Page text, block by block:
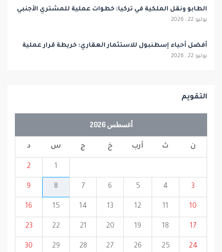
الطابو ونقل الملكية في تركيا: خطوات عملية للمشتري الأجنبي
يوليو 22 , 2026
أفضل أحياء إسطنبول للاستثمار العقاري: خريطة قرار عملية
يوليو 22 , 2026
التقويم
أغسطس 2026
ن ث أرب خ ج س د
1
2
3
4
5
6
7
8
9
10
11
12
13
14
15
16
17
18
19
20
21
22
23
24
25
26
27
28
29
30